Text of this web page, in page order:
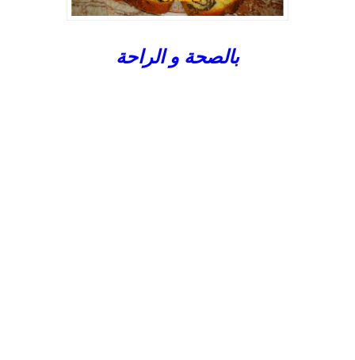
بالصحة و الراحة